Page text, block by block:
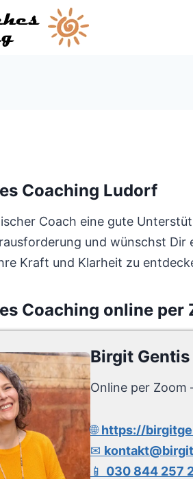
Coaching Ludorf
Coach eine gute
und wünschst
Kraft und Klarheit zu
Coaching online per
Birgit Gentis
Online per Zoom
🌐https://
✉
📱 030 844 257